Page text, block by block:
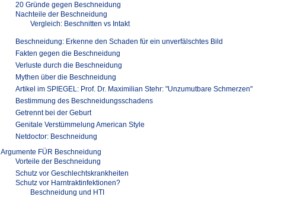
20 Gründe gegen Beschneidung
Nachteile der Beschneidung
Vergleich: Beschnitten vs Intakt
Beschneidung: Erkenne den Schaden für ein unverfälschtes Bild
Fakten gegen die Beschneidung
Verluste durch die Beschneidung
Mythen über die Beschneidung
Artikel im SPIEGEL: Prof. Dr. Maximilian Stehr: "Unzumutbare Schmerzen"
Bestimmung des Beschneidungsschadens
Getrennt bei der Geburt
Genitale Verstümmelung American Style
Netdoctor: Beschneidung
Argumente FÜR Beschneidung
Vorteile der Beschneidung
Schutz vor Geschlechtskrankheiten
Schutz vor Harntraktinfektionen?
Beschneidung und HTI